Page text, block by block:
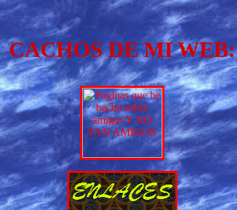
CACHOS DE MI WEB: